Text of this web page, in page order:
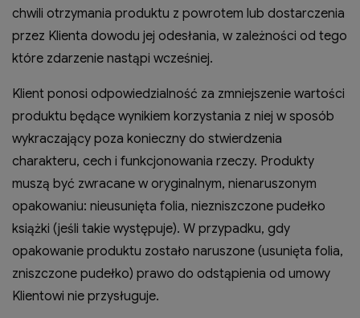
chwili otrzymania produktu z powrotem lub dostarczenia
przez Klienta dowodu jej odesłania, w zależności od tego
które zdarzenie nastąpi wcześniej.
Klient ponosi odpowiedzialność za zmniejszenie wartości
produktu będące wynikiem korzystania z niej w sposób
wykraczający poza konieczny do stwierdzenia
charakteru, cech i funkcjonowania rzeczy. Produkty
muszą być zwracane w oryginalnym, nienaruszonym
opakowaniu: nieusunięta folia, niezniszczone pudełko
książki (jeśli takie występuje). W przypadku, gdy
opakowanie produktu zostało naruszone (usunięta folia,
zniszczone pudełko) prawo do odstąpienia od umowy
Klientowi nie przysługuje.